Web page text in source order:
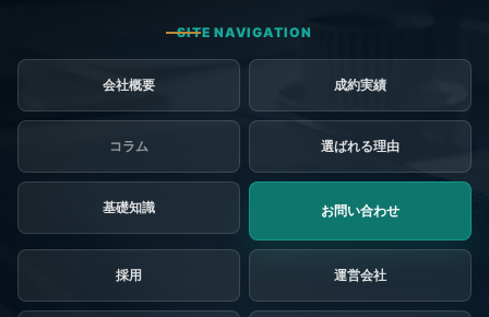
会社概要 成約実績
コラム 選ばれる理由
基礎知識 お問い合わせ
採用